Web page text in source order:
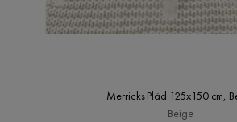
Merricks Pläd 125x150 cm,
Beige